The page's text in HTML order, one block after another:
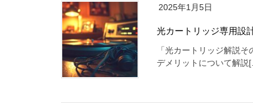
2025年1月5日
光カートリッジ専用設
「光カートリッジ解説
デメリットについて解